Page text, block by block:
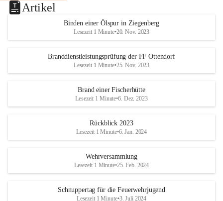
Artikel
Binden einer Ölspur in Ziegenberg
Lesezeit 1 Minute•20. Nov. 2023
Branddienstleistungsprüfung der FF Ottendorf
Lesezeit 1 Minute•25. Nov. 2023
Brand einer Fischerhütte
Lesezeit 1 Minute•6. Dez. 2023
Rückblick 2023
Lesezeit 1 Minute•6. Jan. 2024
Wehrversammlung
Lesezeit 1 Minute•25. Feb. 2024
Schnuppertag für die Feuerwehrjugend
Lesezeit 1 Minute•3. Juli 2024